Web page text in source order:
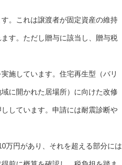
。これは譲渡者が固定資産の維持
す。ただし贈与に該当し、贈与税
施しています。住宅再生型（バリ
に開かれた居場所）に向けた改修
しています。申請には耐震診断や
万円があり、それを超える部分には